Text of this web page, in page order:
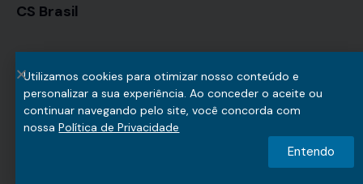
CS Brasil
Copyright © 2026. All rights reserved.
Utilizamos cookies para otimizar nosso conteúdo e
personalizar a sua experiência. Ao conceder o aceite ou
continuar navegando pelo site, você concorda com
nossaPolítica de Privacidade
Entendo